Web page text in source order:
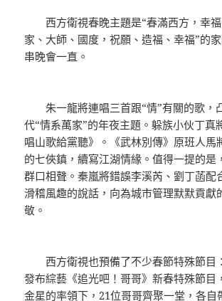
西方衛視春晚主題是“春滿西方，幸福
家、大師、國度，祝願、造福、幸福”的
串晚會一直。
朱一龍將連唱三首跟“情”有關的歌，
代“情系萬家”的年夜主題。躲族小伙丁真
唱山歌給黨聽》。《武林別傳》原班人馬
的七俠鎮，續寫江湖情緣。值得一提的是
群口相聲。秦嵐將錯誤李溪芮、劉丁菡配
滑稽風趣的說話，向為城市管理默默貢獻
敬。
西方衛視也預備了不少春節特殊節目
發布綜藝《追光吧！哥哥》新春特殊節目
金星的率領下，21位哥哥齊聚一堂，各自